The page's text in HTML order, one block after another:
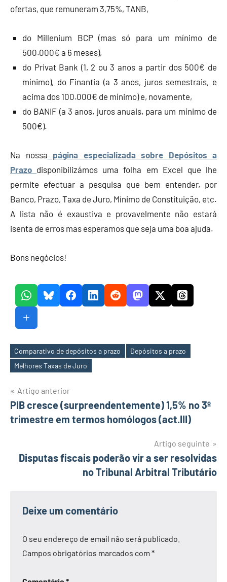
ofertas, que remuneram 3,75%, TANB,
do Millenium BCP (mas só para um mínimo de
500.000€ a 6 meses),
do Privat Bank (1, 2 ou 3 anos a partir dos 500€ de
mínimo), do Finantia (a 3 anos, juros semestrais, e
acima dos 100.000€ de mínimo) e, novamente,
do BANIF (a 3 anos, juros anuais, para um mínimo de
500€).
Na nossa página especializada sobre Depósitos a
Prazo disponibilizámos uma folha em Excel que lhe
permite efectuar a pesquisa que bem entender, por
Banco, Prazo, Taxa de Juro, Mínimo de Constituição, etc.
A lista não é exaustiva e provavelmente não estará
isenta de erros mas esperamos que seja uma boa ajuda.
Bons negócios!
Etiquetas
Comparativo de depósitos a prazo
Depósitos a prazo
Melhores Taxas de Juro
Navegação
de
Artigo anterior
PIB cresce (surpreendentemente) 1,5% no 3º
trimestre em termos homólogos (act.III)
Artigo seguinte
Disputas fiscais poderão vir a ser resolvidas
no Tribunal Arbitral Tributário
Deixe um comentário
O seu endereço de email não será publicado.
Campos obrigatórios marcados com *